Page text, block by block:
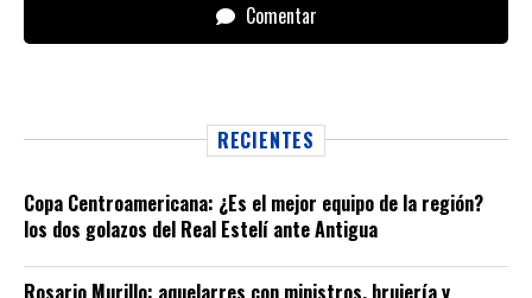
Comentar
RECIENTES
Copa Centroamericana: ¿Es el mejor equipo de la región?
los dos golazos del Real Estelí ante Antigua